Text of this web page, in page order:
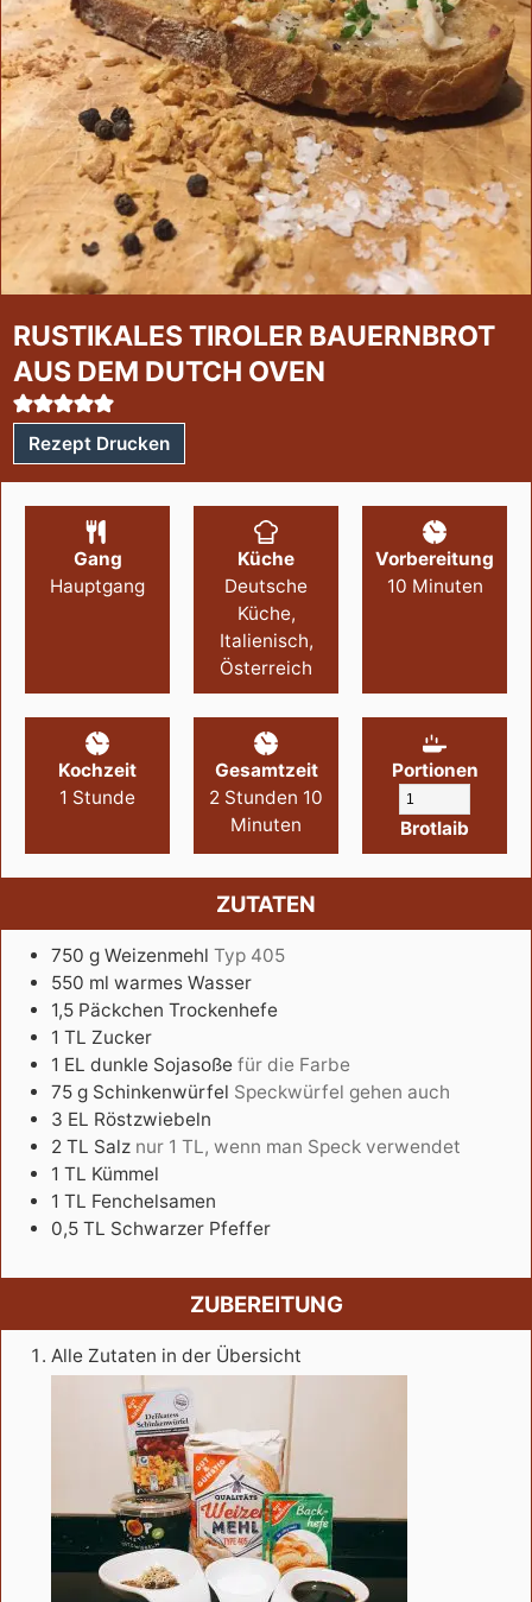
RUSTIKALES TIROLER BAUERNBROT
AUS DEM DUTCH OVEN
Rezept Drucken
Gang
Hauptgang
Küche
Deutsche
Küche,
Italienisch,
Österreich
Vorbereitung
10 Minuten
Kochzeit
1 Stunde
Gesamtzeit
2 Stunden 10
Minuten
Portionen
Brotlaib
ZUTATEN
750 g Weizenmehl Typ 405
550 ml warmes Wasser
1,5 Päckchen Trockenhefe
1 TL Zucker
1 EL dunkle Sojasoße für die Farbe
75 g Schinkenwürfel Speckwürfel gehen auch
3 EL Röstzwiebeln
2 TL Salz nur 1 TL, wenn man Speck verwendet
1 TL Kümmel
1 TL Fenchelsamen
0,5 TL Schwarzer Pfeffer
ZUBEREITUNG
Alle Zutaten in der Übersicht